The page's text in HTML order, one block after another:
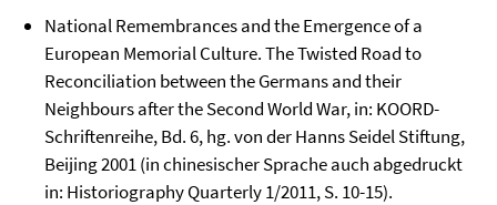
National Remembrances and the Emergence of a
European Memorial Culture. The Twisted Road to
Reconciliation between the Germans and their
Neighbours after the Second World War, in: KOORD-
Schriftenreihe, Bd. 6, hg. von der Hanns Seidel Stiftung,
Beijing 2001 (in chinesischer Sprache auch abgedruckt
in: Historiography Quarterly 1/2011, S. 10-15).